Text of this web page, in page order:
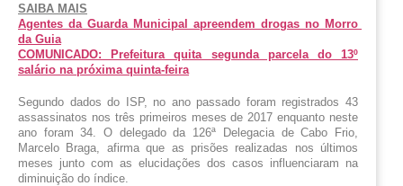
SAIBA MAIS
Agentes da Guarda Municipal apreendem drogas no Morro
da Guia
COMUNICADO: Prefeitura quita segunda parcela do 13º
salário na próxima quinta-feira
Segundo dados do ISP, no ano passado foram registrados 43
assassinatos nos três primeiros meses de 2017 enquanto neste
ano foram 34. O delegado da 126ª Delegacia de Cabo Frio,
Marcelo Braga, afirma que as prisões realizadas nos últimos
meses junto com as elucidações dos casos influenciaram na
diminuição do índice.